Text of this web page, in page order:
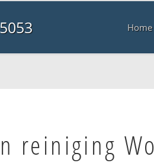
Home
reiniging